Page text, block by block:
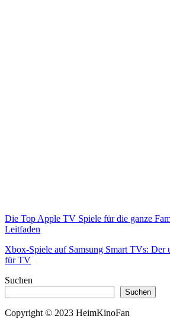
Die Top Apple TV Spiele für die ganze
Leitfaden
Xbox-Spiele auf Samsung Smart TVs: Der
für TV
Suchen
Suchen
Copyright © 2023 HeimKinoFan